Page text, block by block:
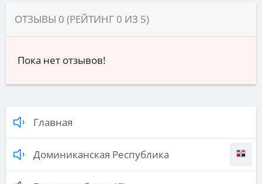
ОТЗЫВЫ 0 (РЕЙТИНГ 0 ИЗ 5)
Пока нет отзывов!
Главная
Доминиканская Республика